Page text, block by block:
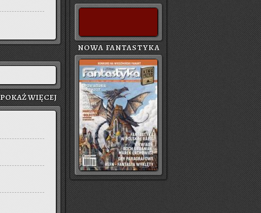
POKAŻ WIĘ­CEJ
NOWA FANTASTYKA